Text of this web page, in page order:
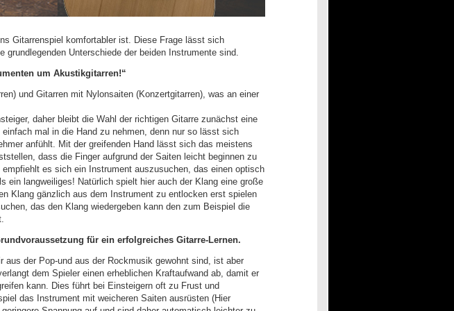
Gitarrenspiel komfortabler ist. Diese Frage lässt sich
Unterschiede der beiden Instrumente sind.
um Akustikgitarren!“
und Gitarren mit Nylonsaiten (Konzertgitarren), was an einer
daher bleibt die Wahl der richtigen Gitarre zunächst eine
mal in die Hand zu nehmen, denn nur so lässt sich
anfühlt. Mit der greifenden Hand lässt sich das meistens
dass die Finger aufgrund der Saiten leicht beginnen zu
es sich ein Instrument auszusuchen, das einen optisch
ein langweiliges! Natürlich spielt hier auch der Klang eine große
Klang gänzlich aus dem Instrument zu entlocken erst spielen
das den Klang wiedergeben kann den zum Beispiel die
für ein erfolgreiches Gitarre-Lernen.
aus der Pop-und aus der Rockmusik gewohnt sind, ist aber
dem Spieler einen erheblichen Kraftaufwand ab, damit er
kann. Dies führt bei Einsteigern oft zu Frust und
das Instrument mit weicheren Saiten ausrüsten (Hier